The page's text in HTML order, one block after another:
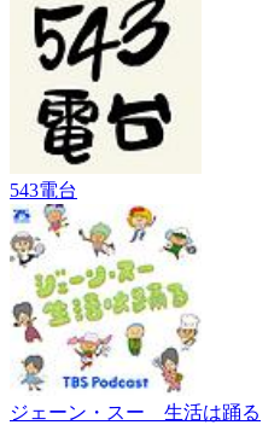
543電台
ジェーン・スー 生活は踊る